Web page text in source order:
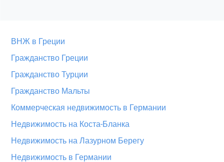
ВНЖ в Греции
Гражданство Греции
Гражданство Турции
Гражданство Мальты
Коммерческая недвижимость в Германии
Недвижимость на Коста-Бланка
Недвижимость на Лазурном Берегу
Недвижимость в Германии